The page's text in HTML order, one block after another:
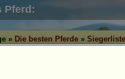
Pferd:
» Die besten Pferde » Siegerliste